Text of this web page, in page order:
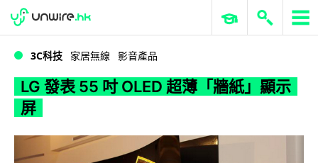
LG 發表 55 吋 OLED 超薄「牆紙」顯示屏
WWDC 2026 ERP 與商業 AI
3C科技 家居無線 影音產品
LG 發表 55 吋 OLED 超薄「牆紙」顯示
屏